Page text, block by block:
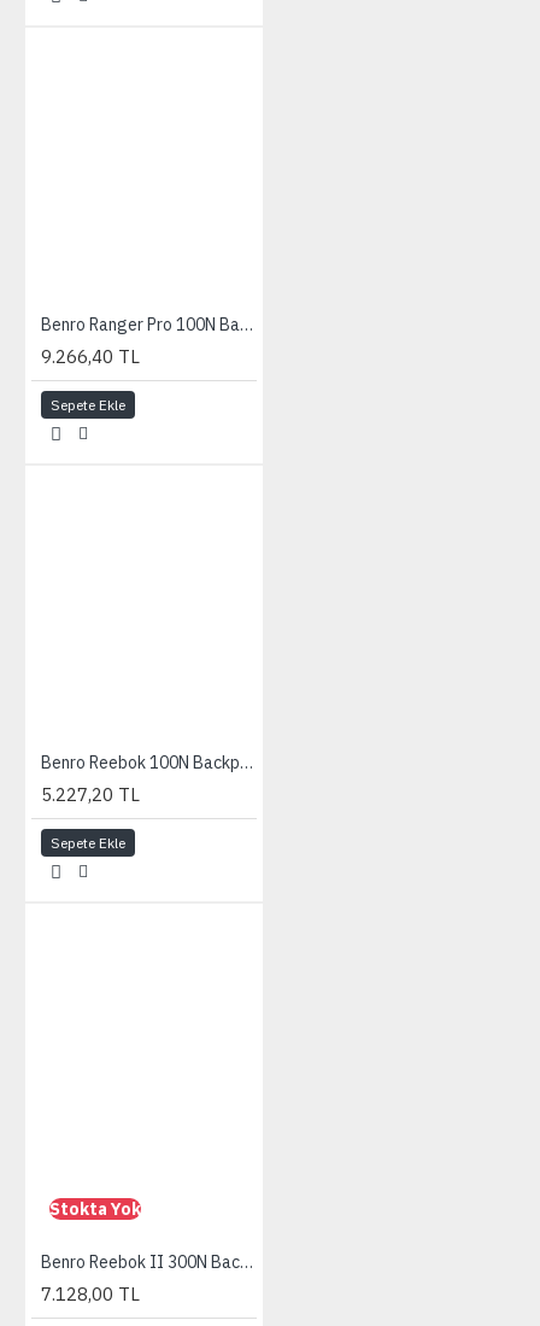
Benro Ranger Pro 100N Backpack Black
9.266,40 TL
Sepete Ekle
Benro Reebok 100N Backpack Black
5.227,20 TL
Sepete Ekle
Stokta Yok
Benro Reebok II 300N Backpack
7.128,00 TL